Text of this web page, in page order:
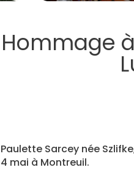
Hommage
Paulette Sarcey née
4 mai à Montreuil.